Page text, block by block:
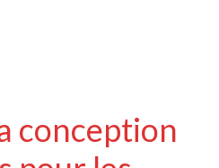
conception